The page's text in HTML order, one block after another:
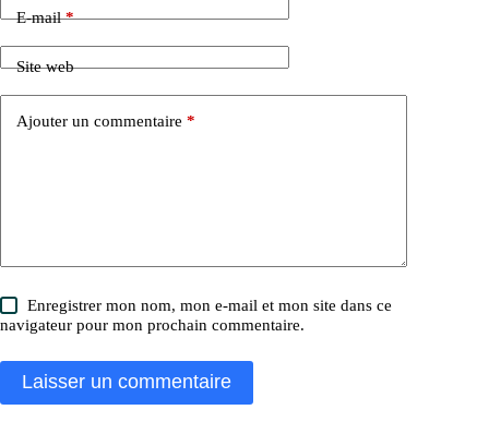
E-mail*
Site web
Ajouter un commentaire *
Enregistrer mon nom, mon e-mail et mon site dans ce
navigateur pour mon prochain commentaire.
Laisser un commentaire